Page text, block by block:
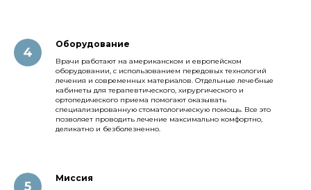
Оборудование
Врачи работают на американском и европейском
оборудовании, с использованием передовых технологий
лечения и современных материалов. Отдельные лечебные
кабинеты для терапевтического, хирургического и
ортопедического приема помогают оказывать
специализированную стоматологическую помощь. Все это
позволяет проводить лечение максимально комфортно,
деликатно и безболезненно.
Миссия